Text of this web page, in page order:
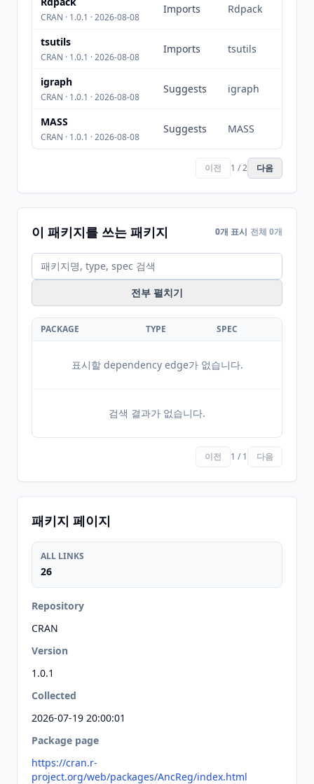
CRAN · 1.0.1 · 2026-08-08
Imports Rdpack
tsutils
CRAN · 1.0.1 · 2026-08-08
Imports tsutils
igraph
CRAN · 1.0.1 · 2026-08-08
Suggests igraph
MASS
CRAN · 1.0.1 · 2026-08-08
Suggests MASS
이전 1 / 2 다음
이 패키지를 쓰는 패키지 0개 표시 전체 0개
전부 펼치기
PACKAGE TYPE SPEC
표시할 dependency edge가 없습니다.
검색 결과가 없습니다.
이전 1 / 1 다음
패키지 페이지
ALL LINKS
26
Repository
CRAN
Version
1.0.1
Collected
2026-07-19 20:00:01
Package page
https://cran.r-
project.org/web/packages/AncReg/index.html